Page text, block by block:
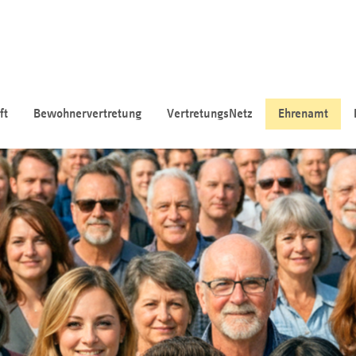
Bewohnervertretung VertretungsNetz Ehrenamt